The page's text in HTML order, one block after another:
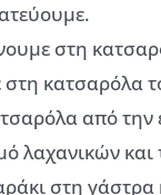
στη
κατσαρόλα
από την
λαχανικών
στη